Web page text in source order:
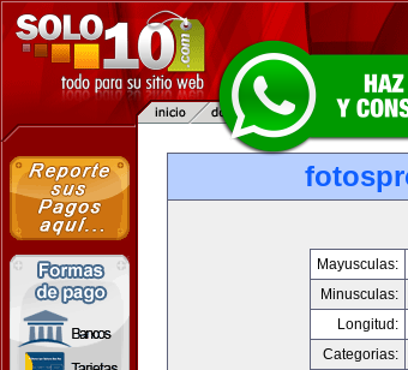
Mayusculas:
Minusculas:
Longitud:
Categorias: